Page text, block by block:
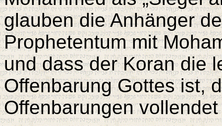
glauben die Anhänger
Prophetentum mit
und dass der Koran die
Offenbarung Gottes ist,
Offenbarungen